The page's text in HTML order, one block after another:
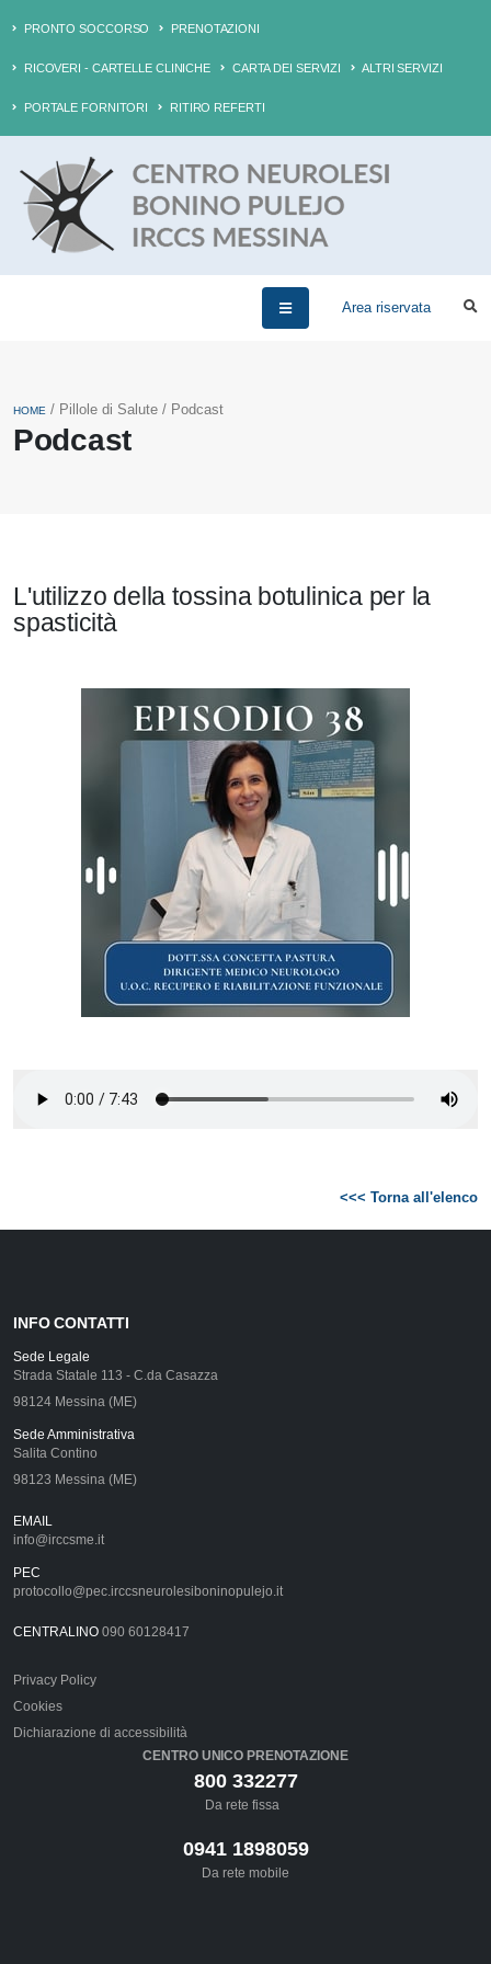
PRONTO SOCCORSO PRENOTAZIONI
RICOVERI - CARTELLE CLINICHE CARTA DEI SERVIZI ALTRI SERVIZI
PORTALE FORNITORI RITIRO REFERTI
Area riservata
Podcast
HOME / Pillole di Salute / Podcast
L'utilizzo della tossina botulinica per la
spasticità
<<< Torna all'elenco
INFO CONTATTI
Sede Legale
Strada Statale 113 - C.da Casazza
98124 Messina (ME)
Sede Amministrativa
Salita Contino
98123 Messina (ME)
EMAIL
info@irccsme.it
PEC
protocollo@pec.irccsneurolesiboninopulejo.it
CENTRALINO 090 60128417
Privacy Policy
Cookies
Dichiarazione di accessibilità
CENTRO UNICO PRENOTAZIONE
800 332277
Da rete fissa
0941 1898059
Da rete mobile